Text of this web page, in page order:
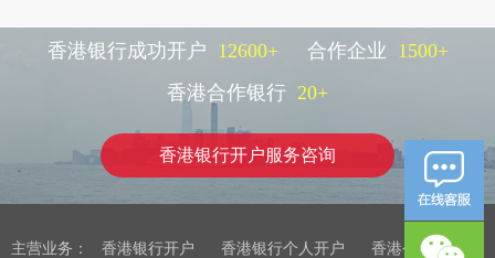
香港银行成功开户 12600+ 合作企业 1500+
香港合作银行 20+
香港银行开户服务咨询
主营业务： 香港银行开户 香港银行个人开户
香港公司注册